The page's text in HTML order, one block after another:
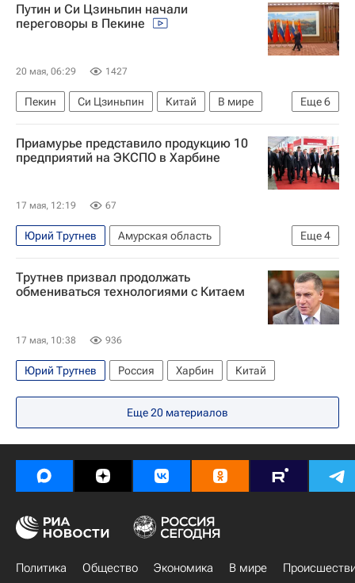
Владимир Путин
Единая Россия
Путин и Си Цзиньпин начали
переговоры в Пекине
20 мая, 06:29 1427
Еще6
Пекин Си Цзиньпин Китай
В мире
Россия
Сергей Лавров
Денис Мантуров
Центральный Банк РФ (ЦБ РФ)
Роснефть
Приамурье представило продукцию 10
предприятий на ЭКСПО в Харбине
17 мая, 12:19 67
Еще4
Юрий Трутнев
Амурская область
Амурская область
Харбин
Россия
Василий Орлов (губернатор)
Трутнев призвал продолжать
обмениваться технологиями с Китаем
17 мая, 10:38 936
Юрий Трутнев Россия Харбин Китай
Еще20 материалов
Политика Общество Экономика В мире